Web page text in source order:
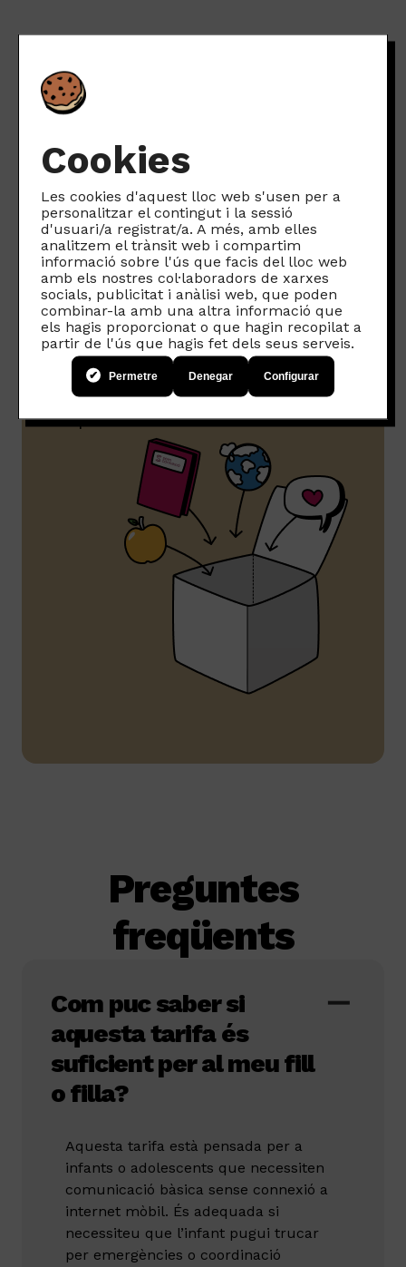
Cookies
Les cookies d'aquest lloc web s'usen per a
personalitzar el contingut i la sessió
d'usuari/a registrat/a. A més, amb elles
analitzem el trànsit web i compartim
informació sobre l'ús que facis del lloc web
amb els nostres col·laboradors de xarxes
socials, publicitat i anàlisi web, que poden
combinar-la amb una altra informació que
els hagis proporcionat o que hagin recopilat a
partir de l'ús que hagis fet dels seus serveis.
Permetre Denegar Configurar
Espai de
participació
per a famílies
Unint-te a Som Connexió, a més,
tindràs accés a l’espai de
participació per a famílies, amb
tallers exclusius, fòrums de
suport mutu i altres recursos.
Preguntes
freqüents
Com puc saber si
aquesta tarifa és
suficient per al meu fill
o filla?
Aquesta tarifa està pensada per a
infants o adolescents que necessiten
comunicació bàsica sense connexió a
internet mòbil. És adequada si
necessiteu que l’infant pugui trucar
per emergències o coordinació